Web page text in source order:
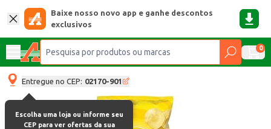
Baixe nosso novo app e ganhe descontos
exclusivos
0
Entregue no CEP: 02170-901
Escolha uma loja ou informe seu
CEP para ver ofertas da sua